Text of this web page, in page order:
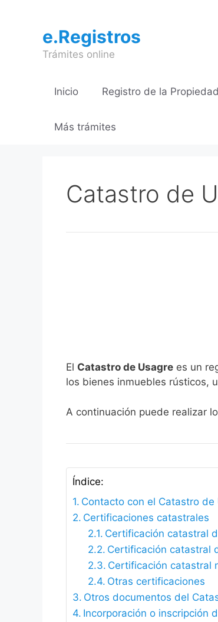
contenidoe.Registros
Trámites online
Inicio Registro de la Propiedad
Más trámites
Catastro de
El Catastro de Usagre es un
los bienes inmuebles rústicos,
A continuación puede realizar
Índice:
Contacto con el Catastro de
Certificaciones catastrales
Certificación catastral
Certificación catastral
Certificación catastral
Otras certificaciones
Otros documentos del
Incorporación o inscripción